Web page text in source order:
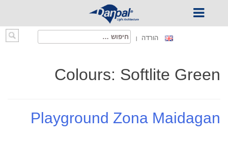
חיפוש: הורדה
Colours: Softlite Green
Playground Zona Maidagan